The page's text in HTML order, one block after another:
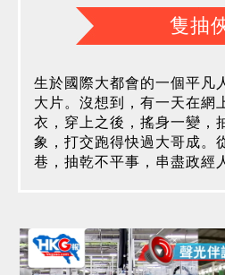
隻抽
生於國際大都會的一個平凡
大片。沒想到，有一天在網
衣，穿上之後，搖身一變，
象，打交跑得快過大哥成。
巷，抽乾不平事，串盡政經